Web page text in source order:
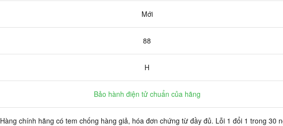
Mới
88
H
Bảo hành điện tử chuẩn của hãng
Hàng chính hãng có tem chống hàng giả, hóa đơn chứng từ đầy đủ. Lỗi 1 đổi 1 trong 30